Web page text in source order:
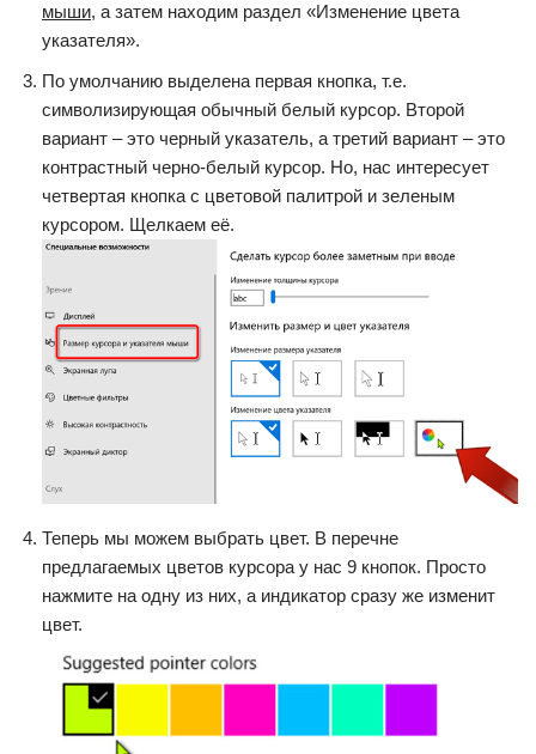
мыши, а затем находим раздел «Изменение цвета
указателя».
По умолчанию выделена первая кнопка, т.е.
символизирующая обычный белый курсор. Второй
вариант – это черный указатель, а третий вариант – это
контрастный черно-белый курсор. Но, нас интересует
четвертая кнопка с цветовой палитрой и зеленым
курсором. Щелкаем её.
Теперь мы можем выбрать цвет. В перечне
предлагаемых цветов курсора у нас 9 кнопок. Просто
нажмите на одну из них, а индикатор сразу же изменит
цвет.